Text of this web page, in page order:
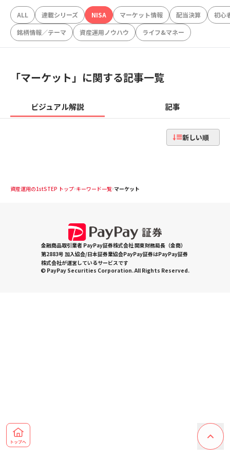
ALL 連載シリーズ NISA マーケット情報 配当決算
初心
銘柄情報／テーマ
資産運用ノウハウ ライフ&マネー
「マーケット」に関する記事一覧
ビジュアル解説 記事
新しい順
資産運用の1stSTEP トップ キーワード一覧 マーケット
金融商品取引業者 PayPay証券株式会社 関東財務局長（金商）
第2883号 加入協会/日本証券業協会PayPay証券はPayPay証券
株式会社が運営しているサービスです
© PayPay Securities Corporation. All Rights Reserved.